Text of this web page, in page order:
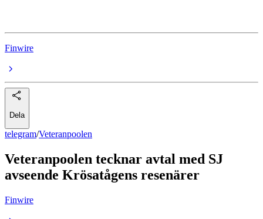
Finwire
Dela
telegram/Veteranpoolen
Veteranpoolen tecknar avtal med SJ
avseende Krösatågens resenärer
Finwire